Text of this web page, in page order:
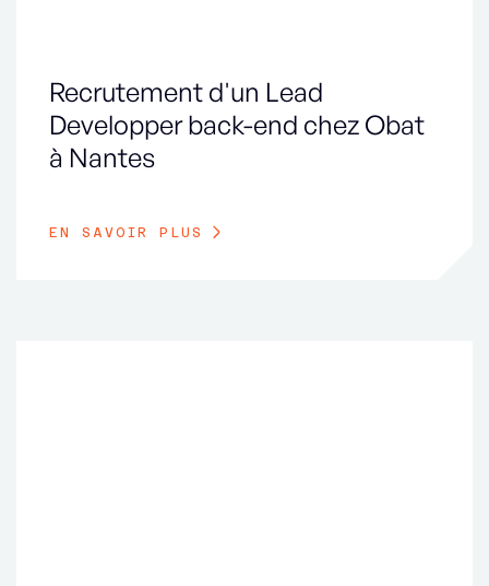
Recrutement d'un Lead
Developper back-end chez Obat
à Nantes
EN SAVOIR PLUS